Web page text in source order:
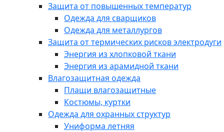
Защита от повышенных температур
Одежда для сварщиков
Одежда для металлургов
Защита от термических рисков электродуги
Энергия из хлопковой ткани
Энергия из арамидной ткани
Влагозащитная одежда
Плащи влагозащитные
Костюмы, куртки
Одежда для охранных структур
Униформа летняя